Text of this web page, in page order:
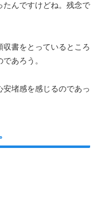
たんですけどね。残念で
書をとっているところ
あろう。
堵感を感じるのであっ